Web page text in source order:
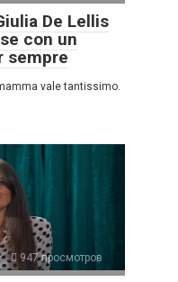
De Lellis
con un
sempre
vale tantissimo.
947 просмотров